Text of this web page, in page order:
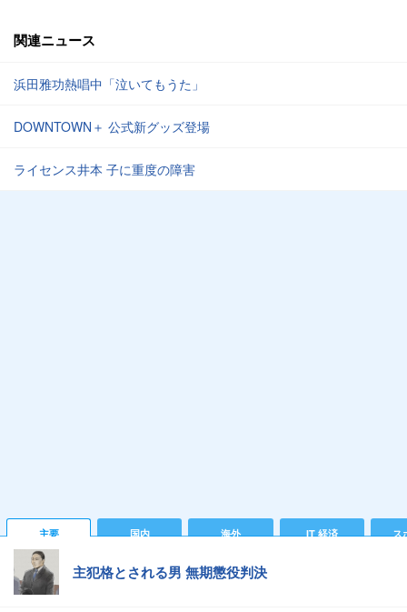
関連ニュース
浜田雅功熱唱中「泣いてもうた」
DOWNTOWN＋ 公式新グッズ登場
ライセンス井本 子に重度の障害
主要 国内 海外 IT 経済 ス
主犯格とされる男 無期懲役判決